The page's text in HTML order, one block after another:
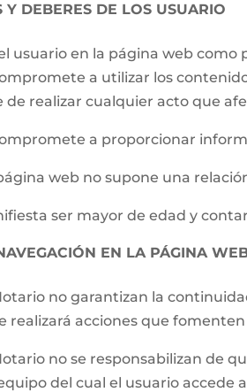
Y DEBERES DE LOS USUARIO
usuario en la página web
a utilizar los
de realizar cualquier acto que
a proporcionar
web no supone una
ser mayor de edad y
EN LA PÁGINA
no garantizan la
realizará acciones que
no se responsabilizan de
del cual el usuario accede